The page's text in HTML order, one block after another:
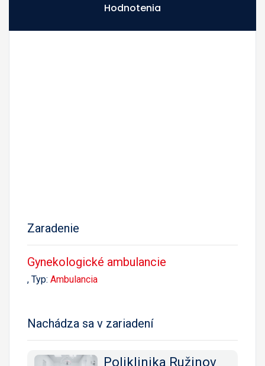
Hodnotenia
Zaradenie
Gynekologické ambulancie
, Typ: Ambulancia
Nachádza sa v zariadení
Poliklinika Ružinov